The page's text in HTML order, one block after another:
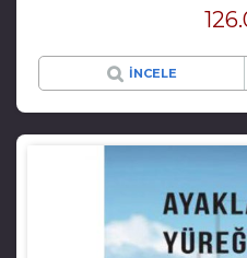
İNCELE